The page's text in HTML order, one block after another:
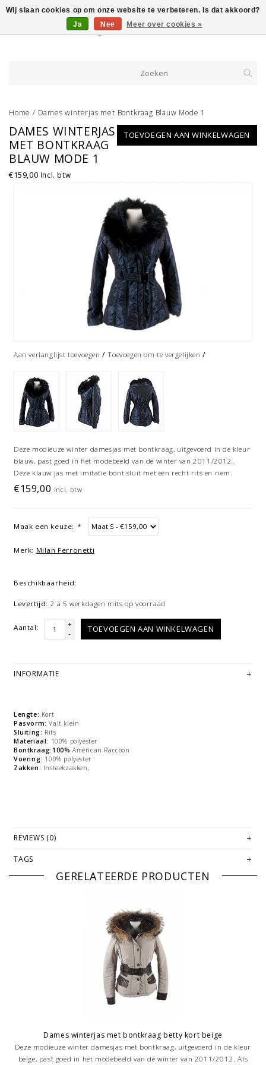
Home / Dames winterjas met Bontkraag Blauw Mode 1
TOEVOEGEN AAN WINKELWAGEN
DAMES WINTERJAS
MET BONTKRAAG
BLAUW MODE 1
€159,00 Incl. btw
Aan verlanglijst toevoegen /Toevoegen om te vergelijken /
Deze modieuze winter damesjas met bontkraag, uitgevoerd in de kleur
blauw, past goed in het modebeeld van de winter van 2011/2012.
Deze klauw jas met imitatie bont sluit met een recht rits en riem.
€159,00 Incl. btw
Maak een keuze: *
Merk: Milan Ferronetti
Beschikbaarheid:
Levertijd: 2 á 5 werkdagen mits op voorraad
Aantal:
+
-
TOEVOEGEN AAN WINKELWAGEN
INFORMATIE
Lengte: Kort
Pasvorm: Valt klein
Sluiting: Rits
Materiaal: 100% polyester
Bontkraag:100% American Raccoon
Voering: 100% polyester
Zakken: Insteekzakken,
REVIEWS (0)
TAGS
GERELATEERDE PRODUCTEN
Dames winterjas met bontkraag betty kort beige
Deze modieuze winter damesjas met bontkraag, uitgevoerd in de kleur
beige, past goed in het modebeeld van de winter van 2011/2012. Als
Wij slaan cookies op om onze website te verbeteren. Is dat akkoord?
Ja
Nee Meer over cookies »